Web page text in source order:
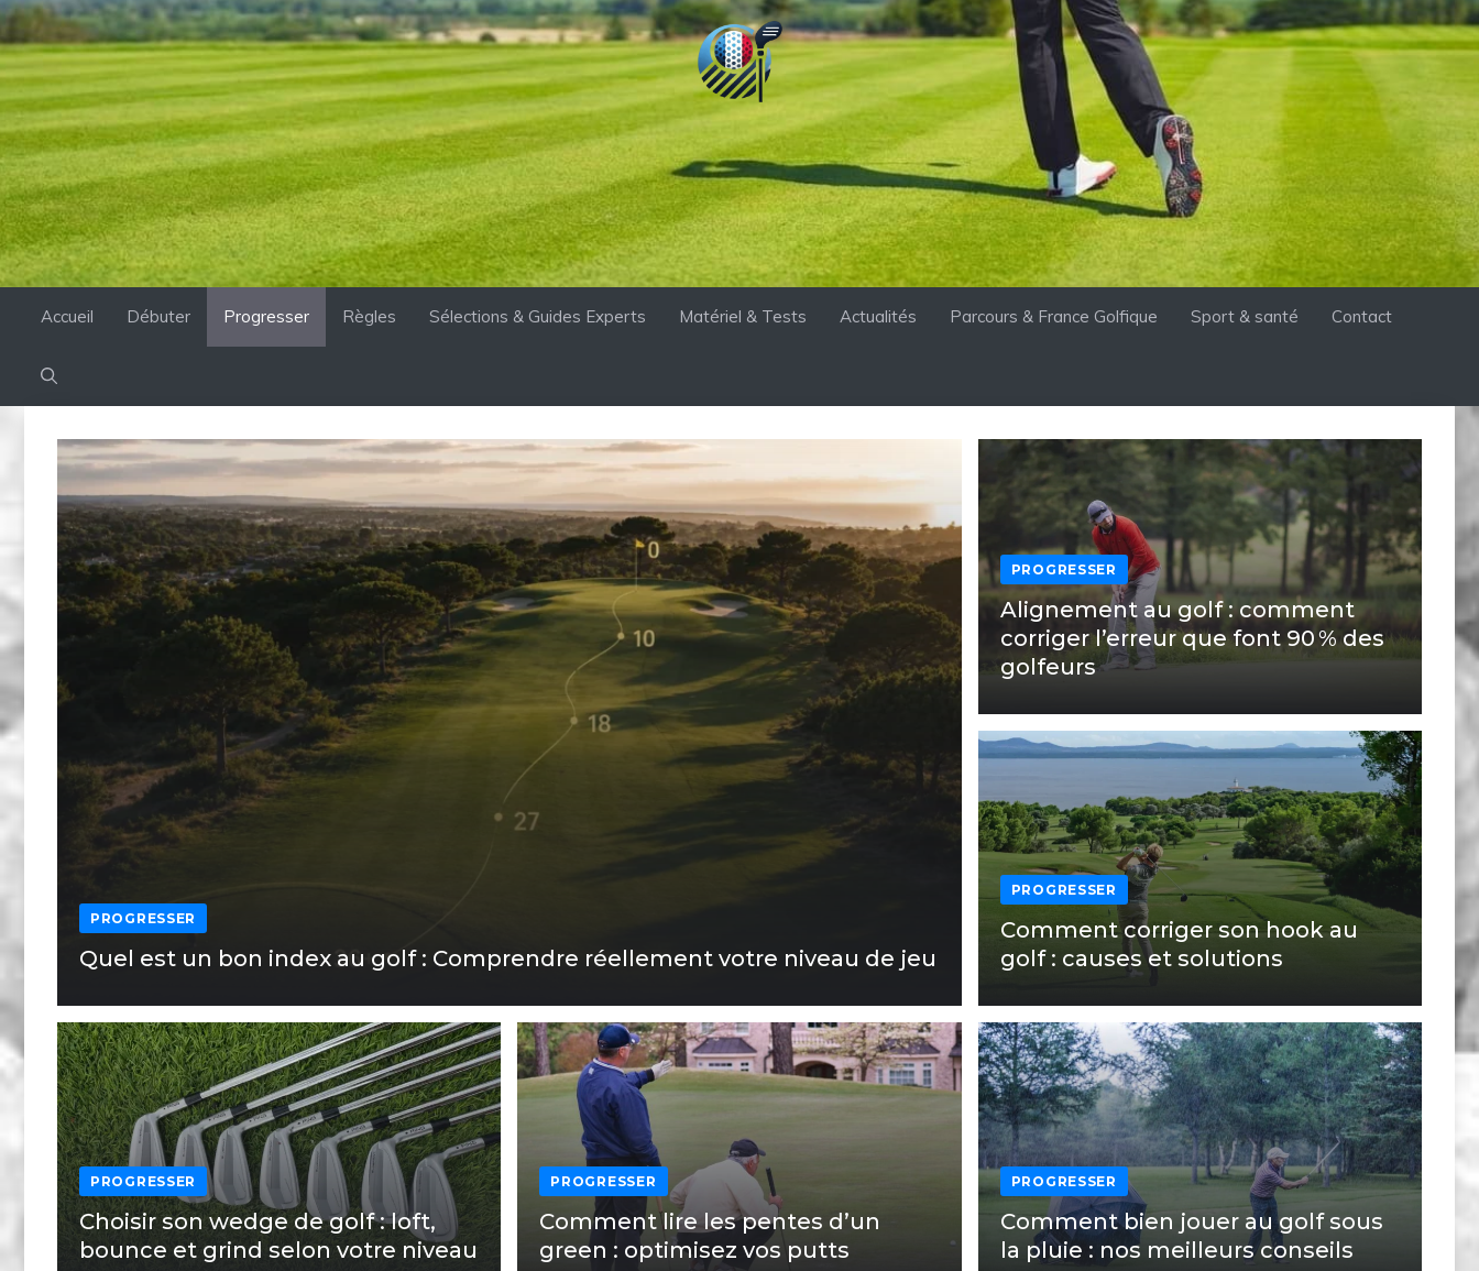
Accueil Débuter Progresser Règles Sélections & Guides Experts Matériel & Tests Actualités Parcours & France Golfique Sport & santé Contact
PROGRESSER
Quel est un bon index au golf : Comprendre réellement votre niveau de jeu
PROGRESSER
Alignement au golf : comment
corriger l’erreur que font 90 % des
golfeurs
PROGRESSER
Comment corriger son hook au
golf : causes et solutions
PROGRESSER
Choisir son wedge de golf : loft,
bounce et grind selon votre niveau
PROGRESSER
Comment lire les pentes d’un
green : optimisez vos putts
PROGRESSER
Comment bien jouer au golf sous
la pluie : nos meilleurs conseils